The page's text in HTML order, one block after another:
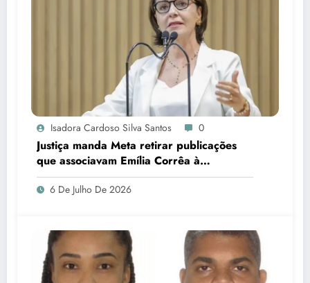
Isadora Cardoso Silva Santos 0
Justiça manda Meta retirar publicações
que associavam Emília Corrêa à
corrupção e identificar responsáveis
6 De Julho De 2026